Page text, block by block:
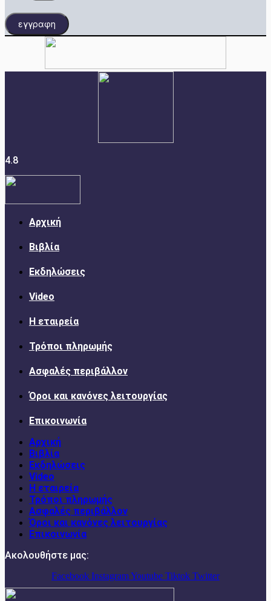
εγγραφη
4.8
Αρχική
Βιβλία
Εκδηλώσεις
Video
Η εταιρεία
Τρόποι πληρωμής
Ασφαλές περιβάλλον
Όροι και κανόνες λειτουργίας
Επικοινωνία
Αρχική
Βιβλία
Εκδηλώσεις
Video
Η εταιρεία
Τρόποι πληρωμής
Ασφαλές περιβάλλον
Όροι και κανόνες λειτουργίας
Επικοινωνία
Ακολουθήστε μας:
Facebook InstagramYoutube Tiktok Twitter